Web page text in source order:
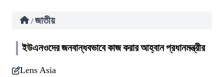
/ জাতীয়
ইউএনওদের জনবান্ধবভাবে কাজ করার আহ্বান প্রধানমন্ত্রীর
Lens Asia